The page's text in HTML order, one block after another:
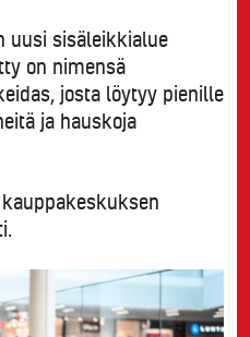
uusi sisäleikkialue
on nimensä
josta löytyy pienille
ja hauskoja